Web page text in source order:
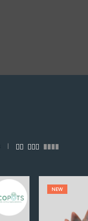
NEW